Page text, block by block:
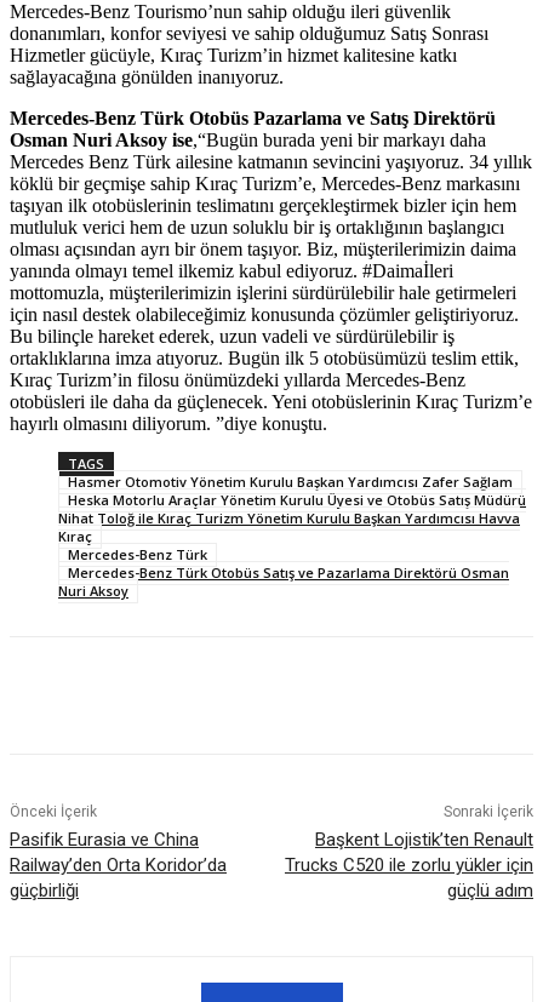
Mercedes-Benz Tourismo’nun sahip olduğu ileri güvenlik
donanımları, konfor seviyesi ve sahip olduğumuz Satış Sonrası
Hizmetler gücüyle, Kıraç Turizm’in hizmet kalitesine katkı
sağlayacağına gönülden inanıyoruz.
Mercedes-Benz Türk Otobüs Pazarlama ve Satış Direktörü
Osman Nuri Aksoy ise,“Bugün burada yeni bir markayı daha
Mercedes Benz Türk ailesine katmanın sevincini yaşıyoruz. 34 yıllık
köklü bir geçmişe sahip Kıraç Turizm’e, Mercedes-Benz markasını
taşıyan ilk otobüslerinin teslimatını gerçekleştirmek bizler için hem
mutluluk verici hem de uzun soluklu bir iş ortaklığının başlangıcı
olması açısından ayrı bir önem taşıyor. Biz, müşterilerimizin daima
yanında olmayı temel ilkemiz kabul ediyoruz. #Daimaİleri
mottomuzla, müşterilerimizin işlerini sürdürülebilir hale getirmeleri
için nasıl destek olabileceğimiz konusunda çözümler geliştiriyoruz.
Bu bilinçle hareket ederek, uzun vadeli ve sürdürülebilir iş
ortaklıklarına imza atıyoruz. Bugün ilk 5 otobüsümüzü teslim ettik,
Kıraç Turizm’in filosu önümüzdeki yıllarda Mercedes-Benz
otobüsleri ile daha da güçlenecek. Yeni otobüslerinin Kıraç Turizm’e
hayırlı olmasını diliyorum. ”diye konuştu.
TAGS
Hasmer Otomotiv Yönetim Kurulu Başkan Yardımcısı Zafer Sağlam
Heska Motorlu Araçlar Yönetim Kurulu Üyesi ve Otobüs Satış Müdürü
Nihat Toloğ ile Kıraç Turizm Yönetim Kurulu Başkan Yardımcısı Havva
Kıraç
Mercedes-Benz Türk
Mercedes-Benz Türk Otobüs Satış ve Pazarlama Direktörü Osman
Nuri Aksoy
Önceki İçerik
Pasifik Eurasia ve China
Railway’den Orta Koridor’da
güçbirliği
Sonraki İçerik
Başkent Lojistik’ten Renault
Trucks C520 ile zorlu yükler için
güçlü adım